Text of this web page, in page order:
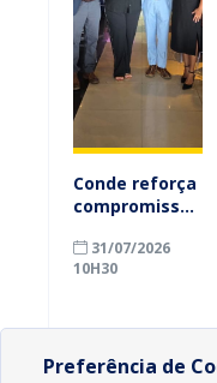
Conde reforça
compromisso
alfabetização
ao participar
2026
31/07/2026
10H30
Preferência de